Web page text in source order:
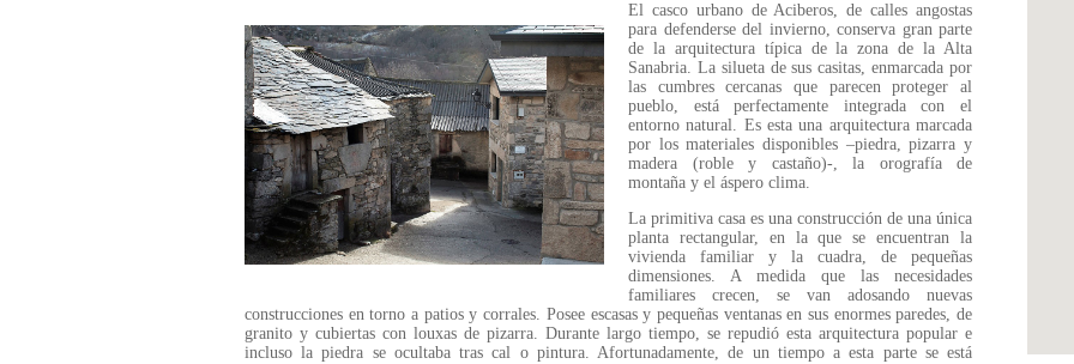
El casco urbano de Aciberos, de calles angostas
para defenderse del invierno, conserva gran parte
de la arquitectura típica de la zona de la Alta
Sanabria. La silueta de sus casitas, enmarcada por
las cumbres cercanas que parecen proteger al
pueblo, está perfectamente integrada con el
entorno natural. Es esta una arquitectura marcada
por los materiales disponibles –piedra, pizarra y
madera (roble y castaño)-, la orografía de
montaña y el áspero clima.
La primitiva casa es una construcción de una única
planta rectangular, en la que se encuentran la
vivienda familiar y la cuadra, de pequeñas
dimensiones. A medida que las necesidades
familiares crecen, se van adosando nuevas
construcciones en torno a patios y corrales. Posee escasas y pequeñas ventanas en sus enormes paredes, de
granito y cubiertas con louxas de pizarra. Durante largo tiempo, se repudió esta arquitectura popular e
incluso la piedra se ocultaba tras cal o pintura. Afortunadamente, de un tiempo a esta parte se está